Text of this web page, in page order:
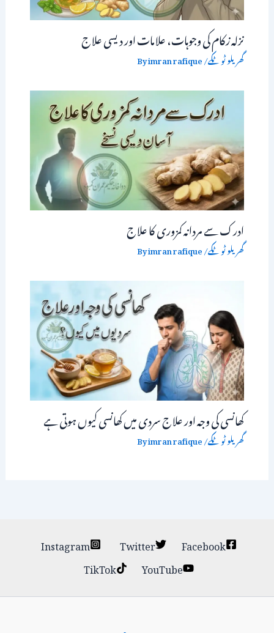
نزلہ زکام کی وجوہات، علامات اور دیسی علاج
گھریلو ٹوٹکے/ By
imran rafique
ادرک سے مردانہ کمزوری کا علاج
گھریلو ٹوٹکے/ By
imran rafique
کھانسی کی وجہ اور علاج سردی میں کھانسی کیوں ہوتی ہے
گھریلو ٹوٹکے/ By
imran rafique
Facebook
Twitter
Instagram
YouTube
TikTok